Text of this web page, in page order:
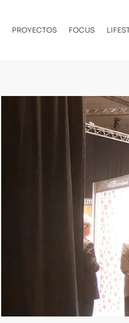
PROYECTOS FOCUS